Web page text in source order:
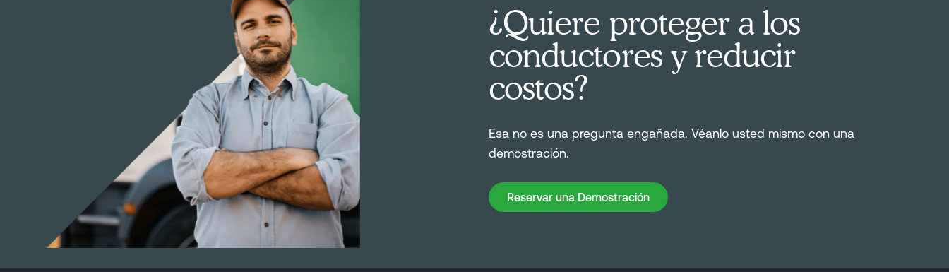
¿Quiere proteger a los
conductores y reducir
costos?
Esa no es una pregunta engañada. Véanlo usted mismo con una
demostración.
Reservar una Demostración
Reservar una Demostración